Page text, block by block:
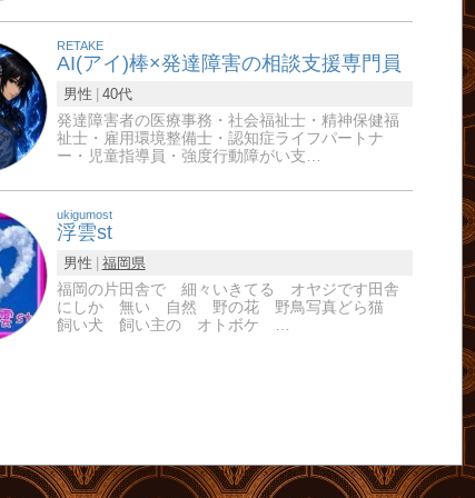
RETAKE
AI(アイ)棒×発達障害の相談支援専門員
男性
40代
発達障害者の医療事務・社会福祉士・精神保健福
祉士・雇用環境整備士・認知症ライフパートナ
ー・児童指導員・強度行動障がい支…
ukigumost
浮雲st
男性
福岡県
福岡の片田舎で 細々いきてる オヤジです田舎
にしか 無い 自然 野の花 野鳥写真どら猫
飼い犬 飼い主の オトボケ …